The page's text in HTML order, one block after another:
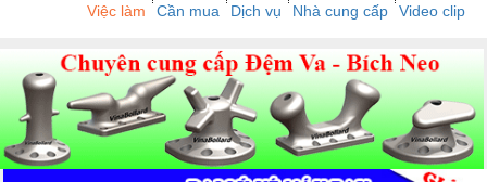
Việc làm Cần mua Dịch vụ Nhà cung cấp Video clip